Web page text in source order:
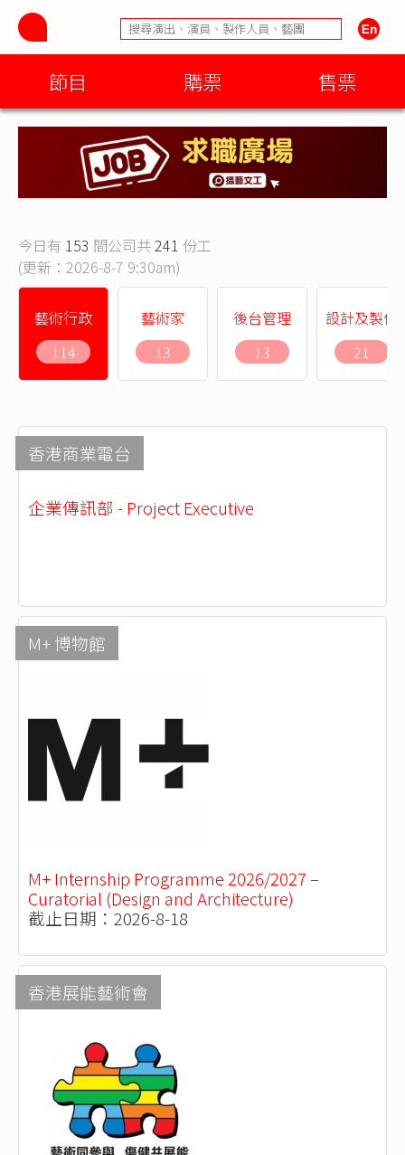
節目 購票 售票
今日有 153 間公司共241 份工
(更新：2026-8-7 9:30am)
藝術行政
114
藝術家
13
後台管理
13
設計及製作
21
香港商業電台
企業傳訊部 - Project Executive
M+ 博物館
M+ Internship Programme 2026/2027 –
Curatorial (Design and Architecture)
截止日期：2026-8-18
香港展能藝術會